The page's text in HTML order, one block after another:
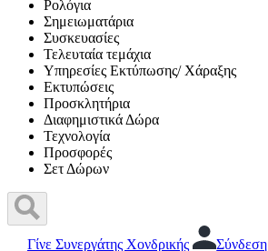
Ρολόγια
Σημειωματάρια
Συσκευασίες
Τελευταία τεμάχια
Υπηρεσίες Εκτύπωσης/ Χάραξης
Εκτυπώσεις
Προσκλητήρια
Διαφημιστικά Δώρα
Τεχνολογία
Προσφορές
Σετ Δώρων
Γίνε Συνεργάτης Χονδρικής Σύνδεση